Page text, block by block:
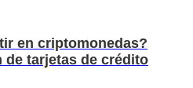
en criptomonedas?
tarjetas de crédito